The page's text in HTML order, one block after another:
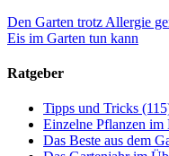
Den Garten trotz Allergie
Eis im Garten tun kann
Ratgeber
Tipps und Tricks
Einzelne Pflanzen im
Das Beste aus dem